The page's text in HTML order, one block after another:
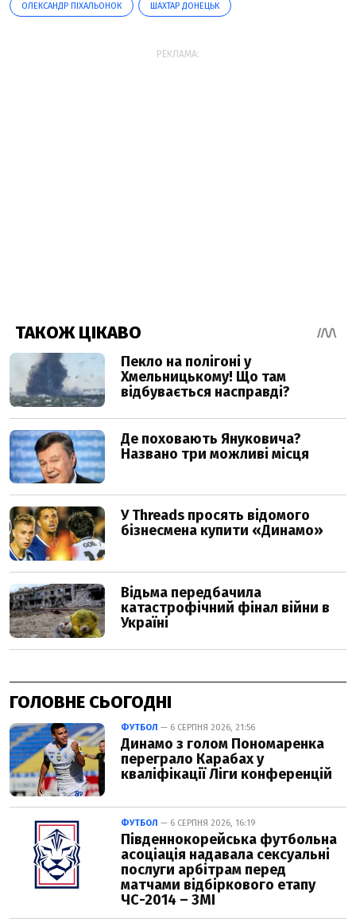
ОЛЕКСАНДР ПІХАЛЬОНОК ШАХТАР ДОНЕЦЬК
РЕКЛАМА:
ГОЛОВНЕ СЬОГОДНІ
ФУТБОЛ — 6 СЕРПНЯ 2026, 21:56
Динамо з голом Пономаренка
переграло Карабах у
кваліфікації Ліги конференцій
ФУТБОЛ — 6 СЕРПНЯ 2026, 16:19
Південнокорейська футбольна
асоціація надавала сексуальні
послуги арбітрам перед
матчами відбіркового етапу
ЧС-2014 – ЗМІ